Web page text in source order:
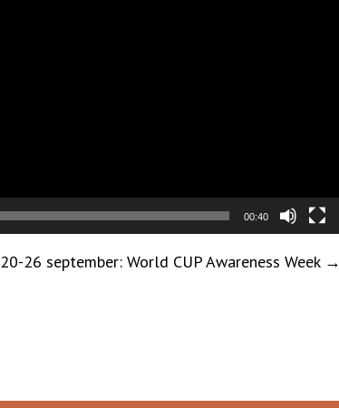
00:40
20-26 september: World CUP Awareness Week →